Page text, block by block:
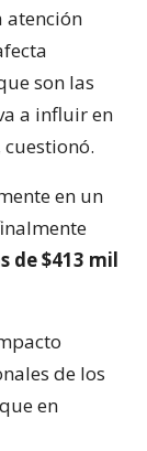
atención
son las
a influir en
en un
de $413 mil
de los
en